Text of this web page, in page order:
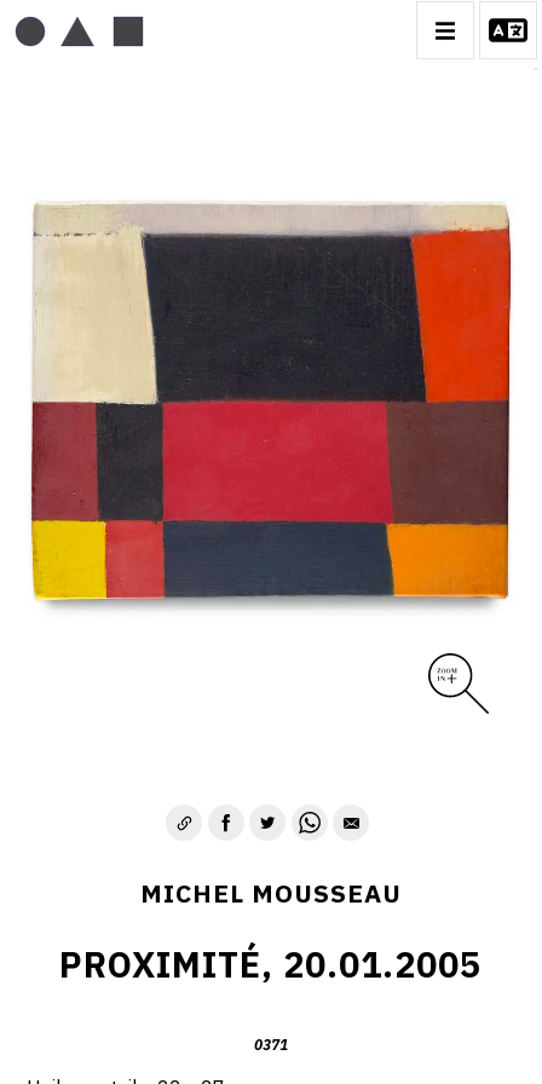
MICHEL MOUSSEAU
BIOGRAPHIE
CATALOGUE DES OEUVRES
DESSIN
PEINTURE
MICHEL MOUSSEAU
PROXIMITÉ, 20.01.2005
0371